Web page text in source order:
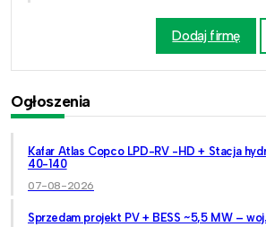
Dodaj firmę
Ogłoszenia
Kafar Atlas Copco LPD-RV -HD + Stacja
40-140
07-08-2026
Sprzedam projekt PV + BESS ~5,5 MW –